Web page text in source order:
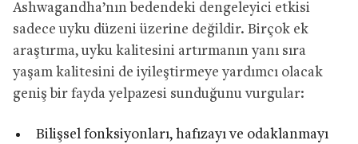
Ashwagandha’nın bedendeki dengeleyici etkisi
sadece uyku düzeni üzerine değildir. Birçok ek
araştırma, uyku kalitesini artırmanın yanı sıra
yaşam kalitesini de iyileştirmeye yardımcı olacak
geniş bir fayda yelpazesi sunduğunu vurgular:
Bilişsel fonksiyonları, hafızayı ve odaklanmayı